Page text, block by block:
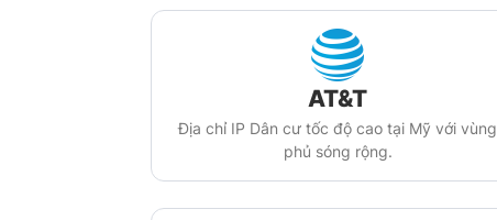
AT&T
Địa chỉ IP Dân cư tốc độ cao tại Mỹ với vùng
phủ sóng rộng.